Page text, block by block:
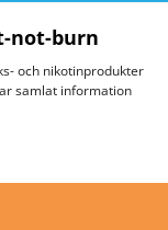
not-burn
och nikotinprodukter
samlat information